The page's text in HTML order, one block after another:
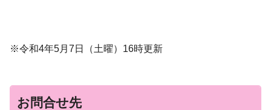
※令和4年5月7日（土曜）16時更新
お問合せ先